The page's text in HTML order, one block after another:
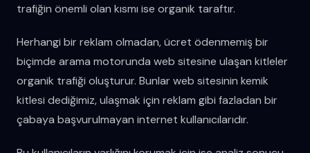
trafiğin önemli olan kısmı ise organik taraftır.
Herhangi bir reklam olmadan, ücret ödenmemiş bir
biçimde arama motorunda web sitesine ulaşan kitleler
organik trafiği oluşturur. Bunlar web sitesinin kemik
kitlesi dediğimiz, ulaşmak için reklam gibi fazladan bir
çabaya başvurulmayan internet kullanıcılarıdır.